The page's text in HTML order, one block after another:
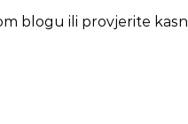
blogu ili provjerite